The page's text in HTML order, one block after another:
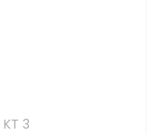
KT 3